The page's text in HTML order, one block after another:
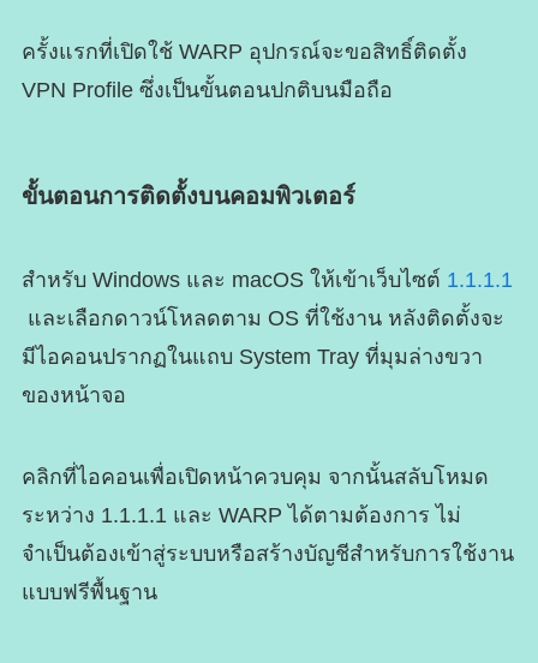
ครั้งแรกที่เปิดใช้ WARP อุปกรณ์จะขอสิทธิ์ติดตั้ง
VPN Profile ซึ่งเป็นขั้นตอนปกติบนมือถือ
ขั้นตอนการติดตั้งบนคอมพิวเตอร์
สำหรับ Windows และ macOS ให้เข้าเว็บไซต์ 1.1.1.1
และเลือกดาวน์โหลดตาม OS ที่ใช้งาน หลังติดตั้งจะ
มีไอคอนปรากฏในแถบ System Tray ที่มุมล่างขวา
ของหน้าจอ
คลิกที่ไอคอนเพื่อเปิดหน้าควบคุม จากนั้นสลับโหมด
ระหว่าง 1.1.1.1 และ WARP ได้ตามต้องการ ไม่
จำเป็นต้องเข้าสู่ระบบหรือสร้างบัญชีสำหรับการใช้งาน
แบบฟรีพื้นฐาน